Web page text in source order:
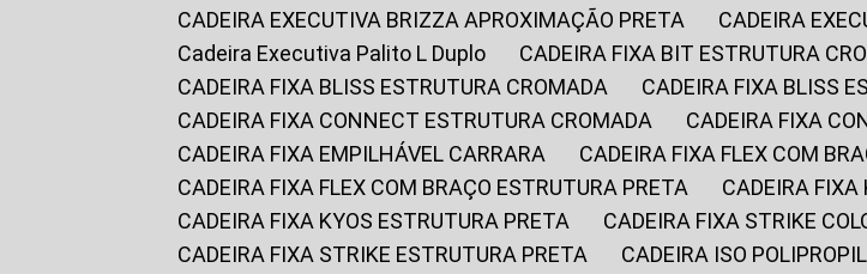
CADEIRA EXECUTIVA BRIZZA APROXIMAÇÃO PRETA
CADEIRA
Cadeira Executiva Palito L Duplo
CADEIRA FIXA BIT ESTRUTURA
CADEIRA FIXA BLISS ESTRUTURA CROMADA
CADEIRA FIXA BLISS
CADEIRA FIXA CONNECT ESTRUTURA CROMADA
CADEIRA FIXA
CADEIRA FIXA EMPILHÁVEL CARRARA
CADEIRA FIXA FLEX COM
CADEIRA FIXA FLEX COM BRAÇO ESTRUTURA PRETA
CADEIRA
CADEIRA FIXA KYOS ESTRUTURA PRETA
CADEIRA FIXA STRIKE
CADEIRA FIXA STRIKE ESTRUTURA PRETA
CADEIRA ISO